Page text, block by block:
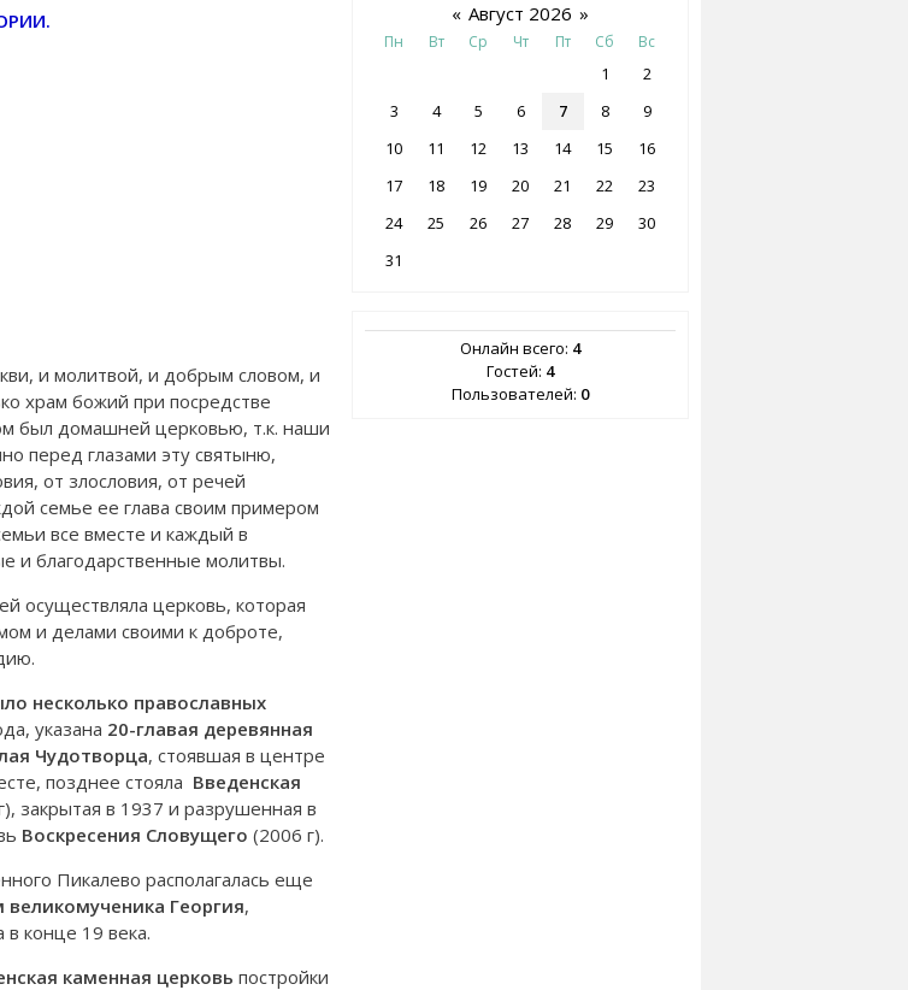
и молитвой, и добрым словом, и
храм божий при посредстве
был домашней церковью, т.к. наши
перед глазами эту святыню,
от злословия, от речей
семье ее глава своим примером
все вместе и каждый в
и благодарственные молитвы.
осуществляла церковь, которая
и делами своими к доброте,
несколько православных
указана 20-главая деревянная
Чудотворца, стоявшая в центре
позднее стояла Введенская
закрытая в 1937 и разрушенная в
Воскресения Словущего (2006 г).
Пикалево располагалась еще
Георгия,
конце 19 века.
каменная церковь постройки
« Август 2026 »
Пн Вт Ср Чт Пт Сб Вс
1
2
3
4 5 6 7 8
9
10
11 12 13 14 15
16
17
18 19 20 21 22
23
24
25 26 27 28 29
30
31
Онлайн всего: 4
Гостей: 4
Пользователей: 0